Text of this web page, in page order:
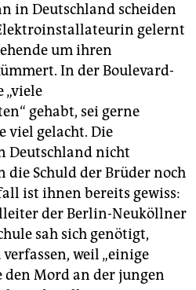
in Deutschland scheiden
gelernt
um ihren
In der Boulevard-
„viele
gehabt, sei gerne
viel gelacht. Die
Deutschland nicht
die Schuld der Brüder noch
ist ihnen bereits gewiss:
der Berlin-Neuköllner
sah sich genötigt,
weil „einige
den Mord an der jungen